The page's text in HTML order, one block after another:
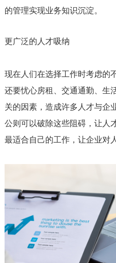
的管理实现业务知识沉淀。
更广泛的人才吸纳
现在人们在选择工作时考虑的
还要忧心房租、交通通勤、生
关的因素，造成许多人才与企
公则可以破除这些阻碍，让人
最适合自己的工作，让企业对